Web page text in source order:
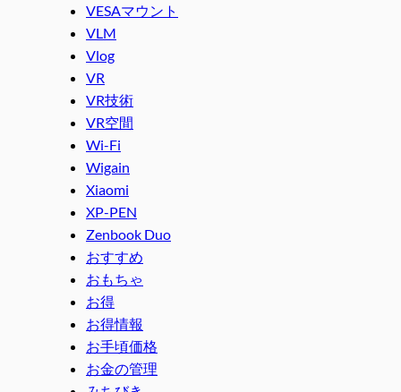
VESAマウント
VLM
Vlog
VR
VR技術
VR空間
Wi-Fi
Wigain
Xiaomi
XP-PEN
Zenbook Duo
おすすめ
おもちゃ
お得
お得情報
お手頃価格
お金の管理